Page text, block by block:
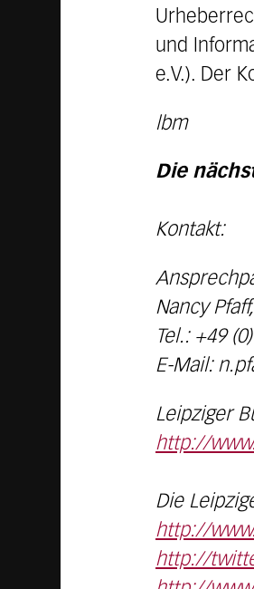
und
e.V.). Der
lbm
Die
Kontakt:
Nancy
Tel.: +49
E-Mail:
Leipziger
http://
Die
http://
http://